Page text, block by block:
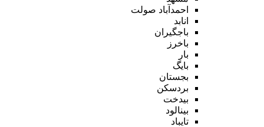
احمدآباد صولت
انابد
باجگیران
باخرز
بار
بایگ
بجستان
بردسکن
بیدخت
بینالود
تایباد